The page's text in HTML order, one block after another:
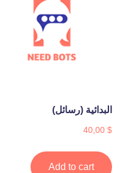
البدائية (رسائل)
40,00 $
Add to cart